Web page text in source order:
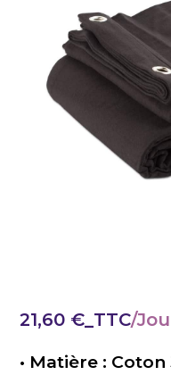
21,60 €_TTC
• Matière :